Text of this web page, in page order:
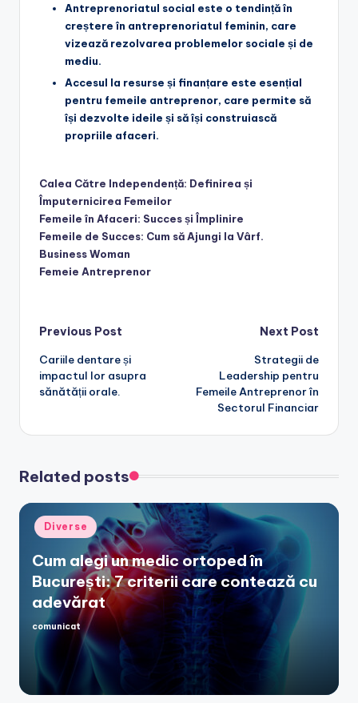
Antreprenoriatul social este o tendință în
creștere în antreprenoriatul feminin, care
vizează rezolvarea problemelor sociale și de
mediu.
Accesul la resurse și finanțare este esențial
pentru femeile antreprenor, care permite să
își dezvolte ideile și să își construiască
propriile afaceri.
Calea Către Independență: Definirea și
Împuternicirea Femeilor
Femeile în Afaceri: Succes și Împlinire
Femeile de Succes: Cum să Ajungi la Vârf.
Business Woman
Femeie Antreprenor
Post
navigation
Previous Post
Cariile dentare și
impactul lor asupra
sănătății orale.
Next Post
Strategii de
Leadership pentru
Femeile Antreprenor în
Sectorul Financiar
Related posts
Posted
in
Diverse
Cum alegi un medic ortoped în
București: 7 criterii care contează cu
adevărat
Posted
by
comunicat